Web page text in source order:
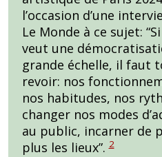
l’occasion d’une
Le Monde à ce sujet:
veut une
grande échelle, il faut
revoir: nos
nos habitudes, nos
changer nos modes
au public, incarner de
plus les lieux”.2